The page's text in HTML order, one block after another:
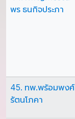
พร ธนกิจประภา
45. ทพ.พร้อมพงศ์
รัตนโภคา